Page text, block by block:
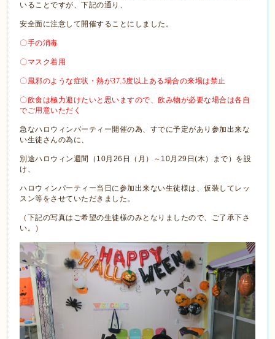
いることですが、下記の通り、
安全面に注意して開催することにしました。
〇手の消毒
〇マスク着用
〇風邪のような症状・熱が37.5度以上ある場合の来場は禁止
〇飲食は極力避けたいと思いますので、飲み物が必要な場合は各自
でご用意いただく
急なハロウィンパーティー開催の為、すでに予定があり参加出来な
い生徒さんの為に、
別途ハロウィン週間（10月26日（月）～10月29日(木）まで）を設
け、
ハロウィンパーティー当日に参加出来ない生徒様は、仮装してレッ
スン等をさせていただきました。
（下記の写真はご希望の生徒様のみとなりましたので、ご了承下さ
い。）